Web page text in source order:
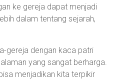
ke gereja dapat menjadi
dalam tentang sejarah,
gereja dengan kaca patri
yang sangat berharga.
menjadikan kita terpikir